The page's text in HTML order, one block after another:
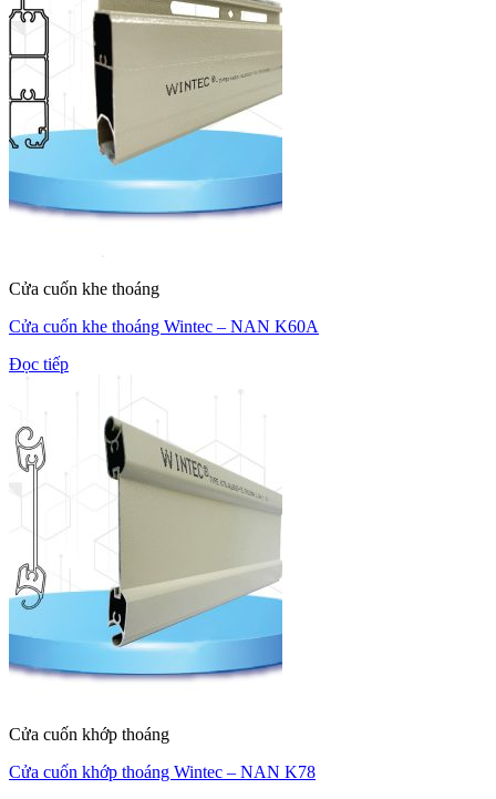
Cửa cuốn khe thoáng
Cửa cuốn khe thoáng Wintec – NAN K60A
Đọc tiếp
Cửa cuốn khớp thoáng
Cửa cuốn khớp thoáng Wintec – NAN K78